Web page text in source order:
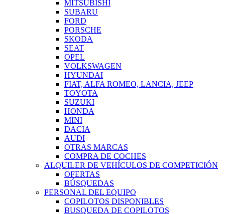
MITSUBISHI
SUBARU
FORD
PORSCHE
SKODA
SEAT
OPEL
VOLKSWAGEN
HYUNDAI
FIAT, ALFA ROMEO, LANCIA, JEEP
TOYOTA
SUZUKI
HONDA
MINI
DACIA
AUDI
OTRAS MARCAS
COMPRA DE COCHES
ALQUILER DE VEHÍCULOS DE COMPETICIÓN
OFERTAS
BÚSQUEDAS
PERSONAL DEL EQUIPO
COPILOTOS DISPONIBLES
BUSQUEDA DE COPILOTOS